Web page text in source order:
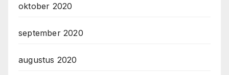
oktober 2020
september 2020
augustus 2020